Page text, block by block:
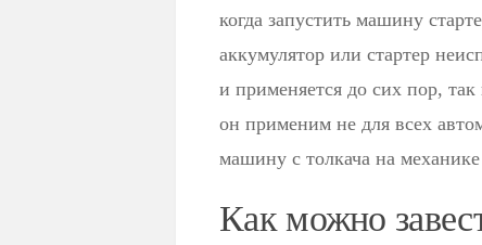
когда запустить машину
аккумулятор или стартер
и применяется до сих пор,
он применим не для всех
машину с толкача на
Как можно